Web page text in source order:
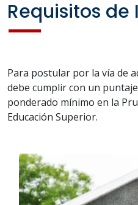
Requisitos de
Para postular por la vía de
debe cumplir con un
ponderado mínimo en la
Educación Superior.